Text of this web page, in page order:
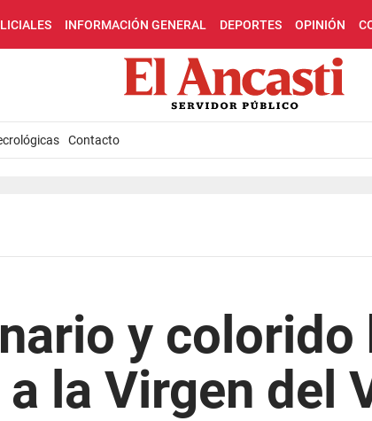
INFORMACIÓN GENERAL DEPORTES OPINIÓN
Contacto
y colorido
la Virgen del